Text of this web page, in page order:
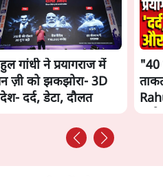
गांधी ने प्रयागराज में
ज़ी को झकझोरा- 3D
दर्द, डेटा, दौलत
"40